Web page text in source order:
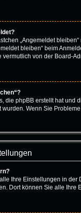
„Angemeldet
bleiben“ beim
von der Board-
die phpBB erstellt hat
Wenn Sie
Ihre Einstellungen in
Dort können Sie alle Ihre